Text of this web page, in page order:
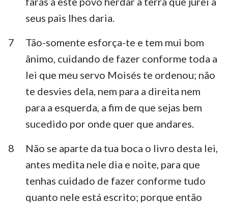
seus pais lhes daria.
7
Tão-somente esforça-te e tem mui bom
ânimo, cuidando de fazer conforme toda a
lei que meu servo Moisés te ordenou; não
te desvies dela, nem para a direita nem
para a esquerda, a fim de que sejas bem
sucedido por onde quer que andares.
8
Não se aparte da tua boca o livro desta lei,
antes medita nele dia e noite, para que
tenhas cuidado de fazer conforme tudo
quanto nele está escrito; porque então